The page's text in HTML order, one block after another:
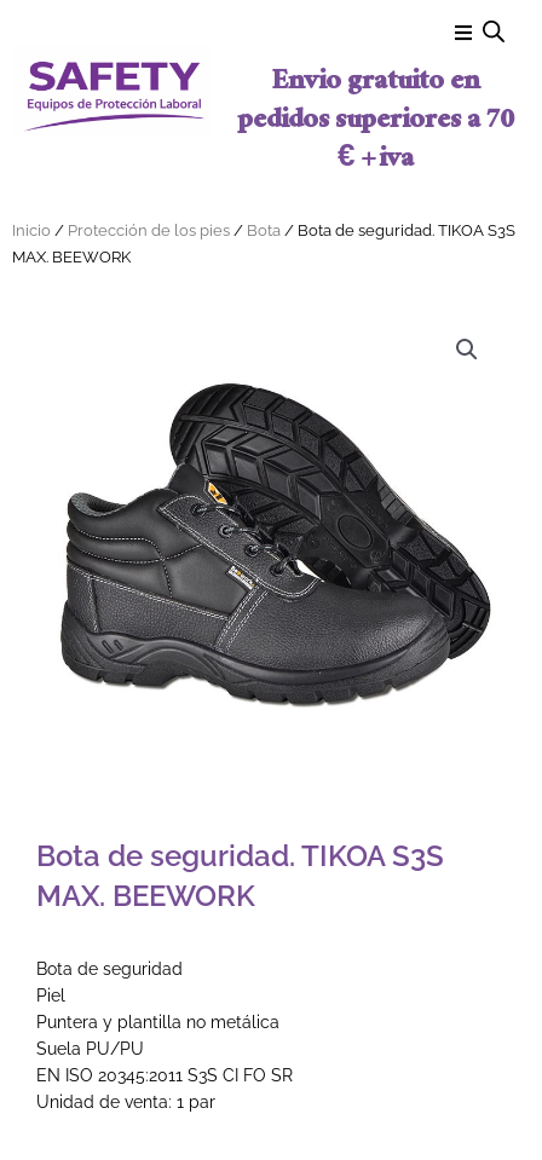
Envio gratuito en
pedidos superiores a 70
€ + iva
Inicio / Protección de los pies / Bota / Bota de seguridad. TIKOA S3S
MAX. BEEWORK
Bota de seguridad. TIKOA S3S
MAX. BEEWORK
Bota de seguridad
Piel
Puntera y plantilla no metálica
Suela PU/PU
EN ISO 20345:2011 S3S CI FO SR
Unidad de venta: 1 par